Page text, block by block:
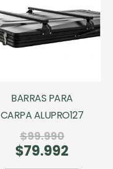
BARRAS PARA
CARPA ALUPRO127
$99.990El
precio
$79.992